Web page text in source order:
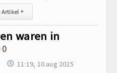
Artikel ▸
waren in
0
11:19, 10.aug 2025